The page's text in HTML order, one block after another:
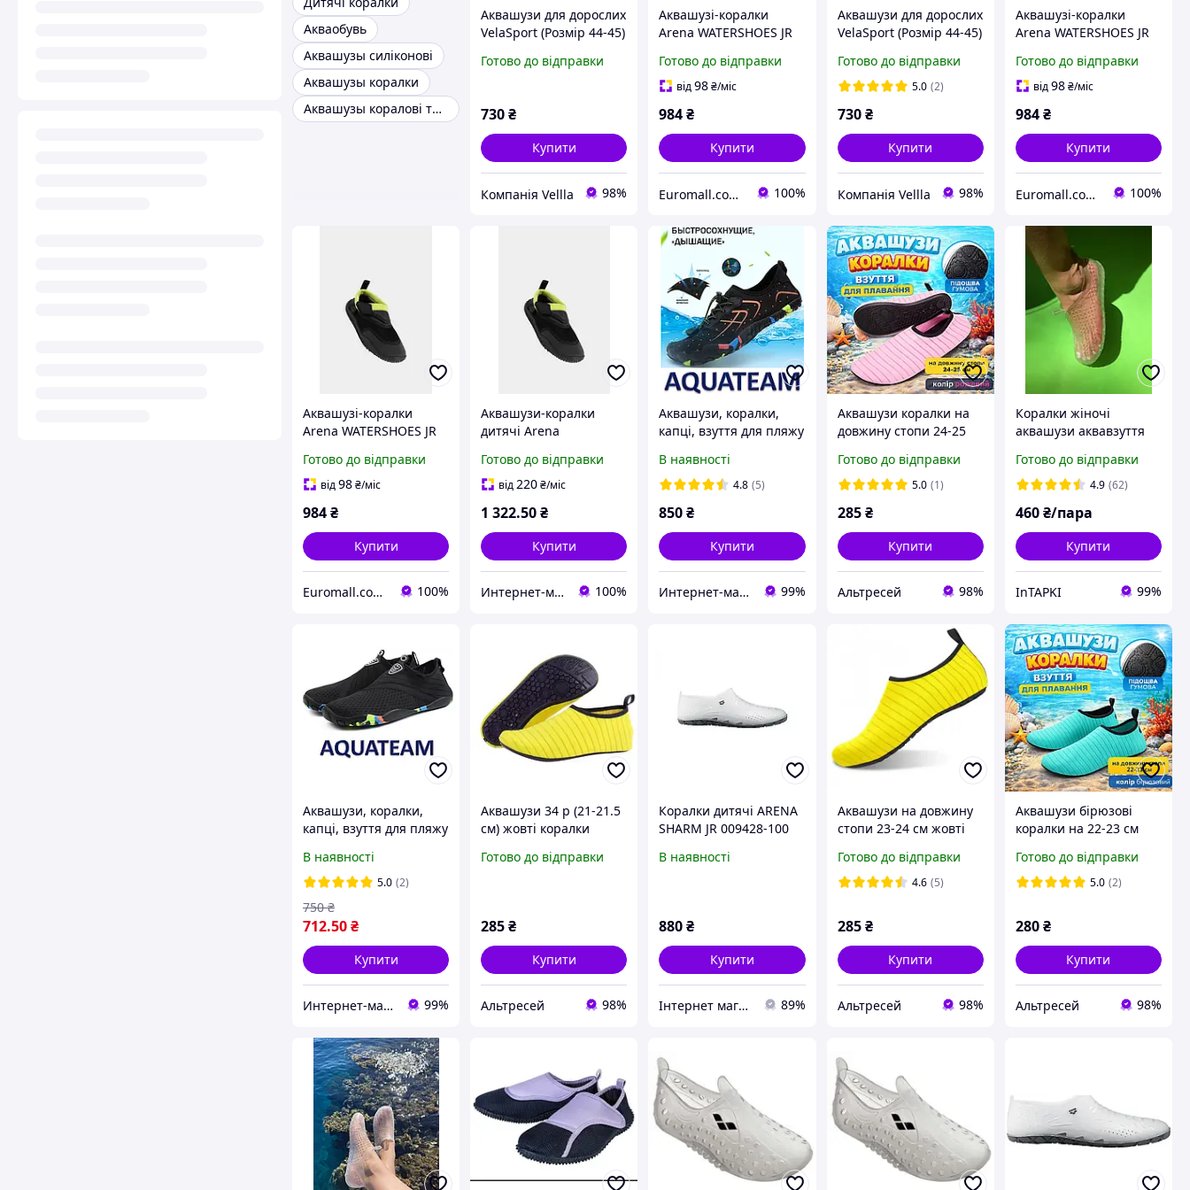
Акваобувь
Аквашузы силіконові
Аквашузы коралки
Аквашузы коралові тапочки
Аквашузи для дорослих
VelaSport (Розмір 44-45)
см взуття для пляжу
Готово до відправки
730₴
Купити
Компанія Vellla 98%
Аквашузі-коралки
Arena WATERSHOES JR
Діти 32 005294-100
Готово до відправки
від98₴/міс
984₴
Купити
Euromall.com.ua 100%
Аквашузи для дорослих
VelaSport (Розмір 44-45)
29,2 см взуття для
пляжу Коралки Сині
Готово до відправки
5.0 (2)
730 ₴
Купити
Компанія Vellla 98%
Аквашузі-коралки
Arena WATERSHOES JR
Діти 33 005294-100
Готово до відправки
від98₴/міс
984₴
Купити
Euromall.com.ua 100%
Аквашузі-коралки
Arena WATERSHOES JR
Діти 34 005294-100
Готово до відправки
від98₴/міс
984₴
Купити
Euromall.com.ua 100%
Аквашузи-коралки
дитячі Arena
30 Чорний взуття для
моря, пляжу, басейну,
Готово до відправки
від220₴/міс
1 322.50₴
Купити
Интернет-магазин U-Way — в один клік до мети. 100%
Аквашузи, коралки,
капці, взуття для пляжу
36, 37, 38, 39, 40, 41, 42,
43, 44, 45, 46
В наявності
4.8 (5)
850₴
Купити
Интернет-магазин "Акватим" 99%
Аквашузи коралки на
довжину стопи 24-25
Аквавзу взуття для
плавання унісекс
Готово до відправки
5.0 (1)
285 ₴
Купити
Альтресей 98%
Коралки жіночі
аквашузи аквавзуття
Готово до відправки
4.9 (62)
460₴/пара
Купити
InTAPKI 99%
Аквашузи, коралки,
капці, взуття для пляжу
35, 36, 37, 38, 39, 40, 41,
42, 43, 44, 45, 46)
В наявності
5.0 (2)
712.50₴
750 ₴
Купити
Интернет-магазин "Акватим" 99%
Аквашузи 34 р (21-21.5
см) жовті коралки
плавання унісекс
Готово до відправки
285₴
Купити
Альтресей 98%
Коралки дитячі ARENA
SHARM JR 009428-100
В наявності
880₴
Купити
Інтернет магазин LISPO 89%
Аквашузи на довжину
стопи 23-24 см жовті
для плавання унісекс
Готово до відправки
4.6 (5)
285 ₴
Купити
Альтресей 98%
Аквашузи бірюзові
коралки на 22-23 см
стопиАквавзуття взуття
для пляжу для
Готово до відправки
5.0 (2)
280₴
Купити
Альтресей 98%